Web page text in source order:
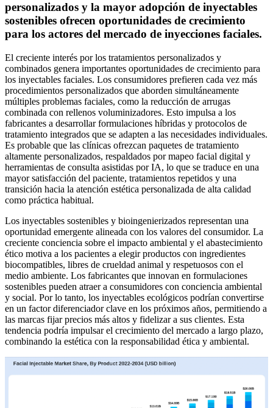
personalizados y la mayor adopción de inyectables
sostenibles ofrecen oportunidades de crecimiento
para los actores del mercado de inyecciones faciales.
El creciente interés por los tratamientos personalizados y
combinados genera importantes oportunidades de crecimiento para
los inyectables faciales. Los consumidores prefieren cada vez más
procedimientos personalizados que aborden simultáneamente
múltiples problemas faciales, como la reducción de arrugas
combinada con rellenos voluminizadores. Esto impulsa a los
fabricantes a desarrollar formulaciones híbridas y protocolos de
tratamiento integrados que se adapten a las necesidades individuales.
Es probable que las clínicas ofrezcan paquetes de tratamiento
altamente personalizados, respaldados por mapeo facial digital y
herramientas de consulta asistidas por IA, lo que se traduce en una
mayor satisfacción del paciente, tratamientos repetidos y una
transición hacia la atención estética personalizada de alta calidad
como práctica habitual.
Los inyectables sostenibles y bioingenierizados representan una
oportunidad emergente alineada con los valores del consumidor. La
creciente conciencia sobre el impacto ambiental y el abastecimiento
ético motiva a los pacientes a elegir productos con ingredientes
biocompatibles, libres de crueldad animal y respetuosos con el
medio ambiente. Los fabricantes que innovan en formulaciones
sostenibles pueden atraer a consumidores con conciencia ambiental
y social. Por lo tanto, los inyectables ecológicos podrían convertirse
en un factor diferenciador clave en los próximos años, permitiendo a
las marcas fijar precios más altos y fidelizar a sus clientes. Esta
tendencia podría impulsar el crecimiento del mercado a largo plazo,
combinando la estética con la responsabilidad ética y ambiental.